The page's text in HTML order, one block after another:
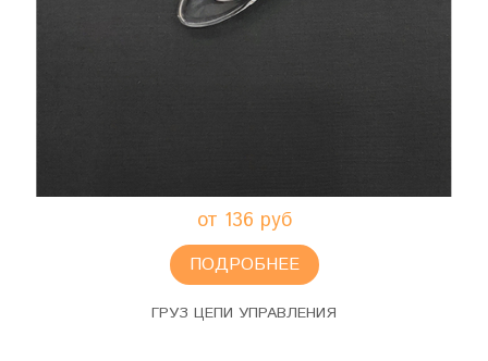
от 136 руб
ПОДРОБНЕЕ
ГРУЗ ЦЕПИ УПРАВЛЕНИЯ